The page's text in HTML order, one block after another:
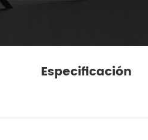
Especificación